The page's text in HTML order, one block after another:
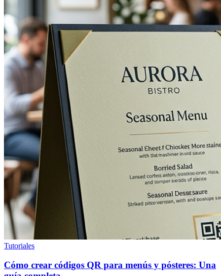
Tutoriales
Cómo crear códigos QR para menús y pósteres: Una